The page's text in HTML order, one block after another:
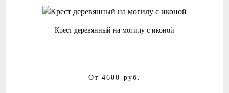
Крест деревянный на могилу с иконой
От 4600 руб.